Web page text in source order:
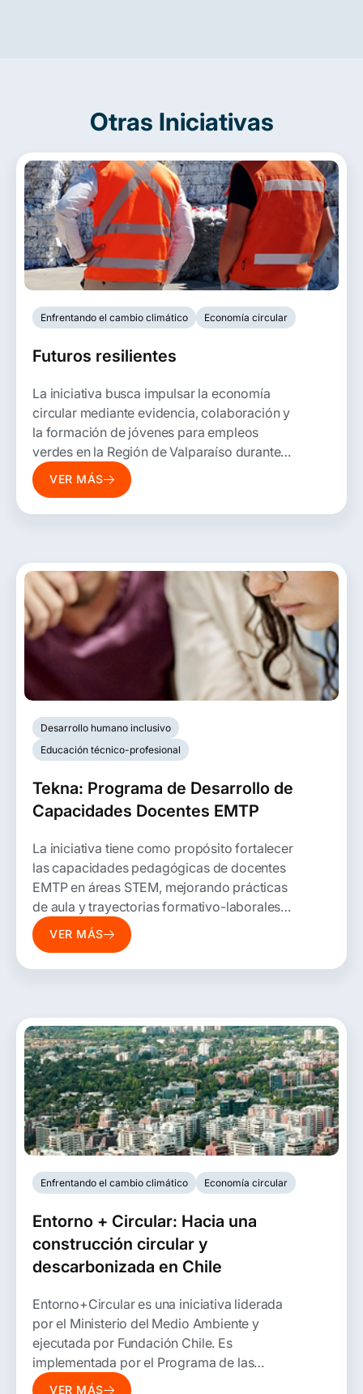
Otras Iniciativas
Enfrentando el cambio climático Economía circular
Futuros resilientes
La iniciativa busca impulsar la economía
circular mediante evidencia, colaboración y
la formación de jóvenes para empleos
verdes en la Región de Valparaíso durante
2026.VER MÁS
Desarrollo humano inclusivo
Educación técnico-profesional
Tekna: Programa de Desarrollo de
Capacidades Docentes EMTP
La iniciativa tiene como propósito fortalecer
las capacidades pedagógicas de docentes
EMTP en áreas STEM, mejorando prácticas
de aula y trayectorias formativo-laborales
de estudiantes.
VER MÁS
Enfrentando el cambio climático Economía circular
Entorno + Circular: Hacia una
construcción circular y
descarbonizada en Chile
Entorno+Circular es una iniciativa liderada
por el Ministerio del Medio Ambiente y
ejecutada por Fundación Chile. Es
implementada por el Programa de las
Naciones Unidas para el Medio Ambiente
VER MÁS